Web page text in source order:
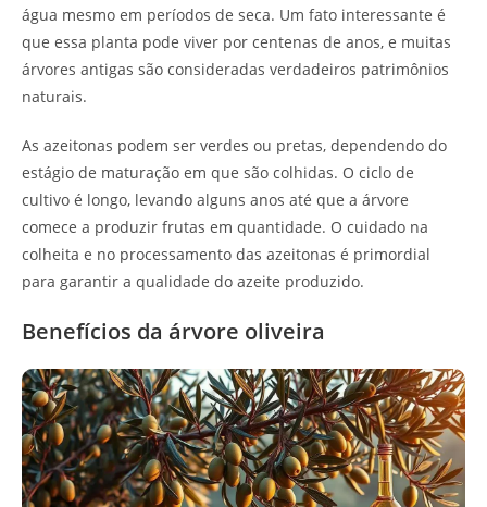
água mesmo em períodos de seca. Um fato interessante é
que essa planta pode viver por centenas de anos, e muitas
árvores antigas são consideradas verdadeiros patrimônios
naturais.
As azeitonas podem ser verdes ou pretas, dependendo do
estágio de maturação em que são colhidas. O ciclo de
cultivo é longo, levando alguns anos até que a árvore
comece a produzir frutas em quantidade. O cuidado na
colheita e no processamento das azeitonas é primordial
para garantir a qualidade do azeite produzido.
Benefícios da árvore oliveira